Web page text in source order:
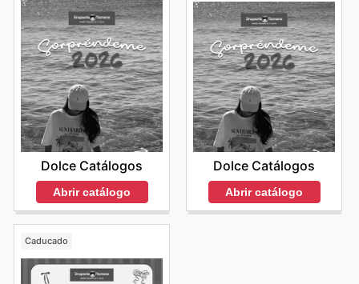
Dolce Catálogos
Abrir catálogo
Dolce Catálogos
Abrir catálogo
Caducado